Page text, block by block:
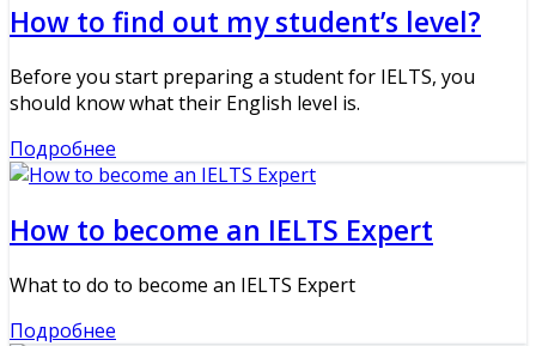
How to find out my student’s level?
Before you start preparing a student for IELTS, you
should know what their English level is.
Подробнее
How to become an IELTS Expert
What to do to become an IELTS Expert
Подробнее